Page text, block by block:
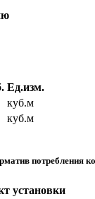
Ед.изм.
куб.м
куб.м
потребления
установки